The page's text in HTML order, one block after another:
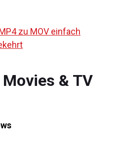
zu MOV einfach
& TV